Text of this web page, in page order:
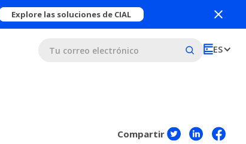
Explore las soluciones de CIAL
ES
Compartir